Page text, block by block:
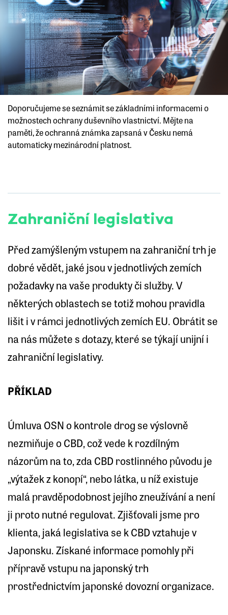
Doporučujeme se seznámit se základními informacemi o
možnostech ochrany duševního vlastnictví. Mějte na
paměti, že ochranná známka zapsaná v Česku nemá
automaticky mezinárodní platnost.
Zahraniční legislativa
Před zamýšleným vstupem na zahraniční trh je
dobré vědět, jaké jsou v jednotlivých zemích
požadavky na vaše produkty či služby. V
některých oblastech se totiž mohou pravidla
lišit i v rámci jednotlivých zemích EU. Obrátit se
na nás můžete s dotazy, které se týkají unijní i
zahraniční legislativy.
PŘÍKLAD
Úmluva OSN o kontrole drog se výslovně
nezmiňuje o CBD, což vede k rozdílným
názorům na to, zda CBD rostlinného původu je
„výtažek z konopí“, nebo látka, u níž existuje
malá pravděpodobnost jejího zneužívání a není
ji proto nutné regulovat. Zjišťovali jsme pro
klienta, jaká legislativa se k CBD vztahuje v
Japonsku. Získané informace pomohly při
přípravě vstupu na japonský trh
prostřednictvím japonské dovozní organizace.